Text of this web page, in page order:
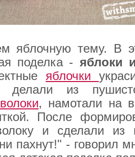
яблочную тему. В
поделка - яблоки
яблочки
из
, намотали на
После
и сделали из
пахнут!" - говорил